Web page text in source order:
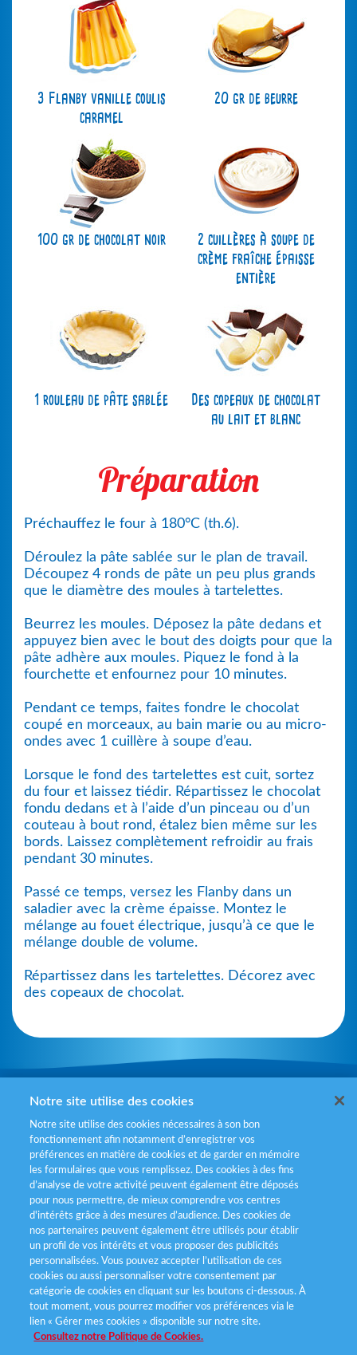
3 Flanby vanille coulis
caramel
20 gr de beurre
100 gr de chocolat noir
2 cuillères à soupe de
crème fraîche épaisse
entière
1 rouleau de pâte sablée
Des copeaux de chocolat
au lait et blanc
Préparation
Préchauffez le four à 180°C (th.6).
Déroulez la pâte sablée sur le plan de travail.
Découpez 4 ronds de pâte un peu plus grands
que le diamètre des moules à tartelettes.
Beurrez les moules. Déposez la pâte dedans et
appuyez bien avec le bout des doigts pour que la
pâte adhère aux moules. Piquez le fond à la
fourchette et enfournez pour 10 minutes.
Pendant ce temps, faites fondre le chocolat
coupé en morceaux, au bain marie ou au micro-
ondes avec 1 cuillère à soupe d’eau.
Lorsque le fond des tartelettes est cuit, sortez
du four et laissez tiédir. Répartissez le chocolat
fondu dedans et à l’aide d’un pinceau ou d’un
couteau à bout rond, étalez bien même sur les
bords. Laissez complètement refroidir au frais
pendant 30 minutes.
Passé ce temps, versez les Flanby dans un
saladier avec la crème épaisse. Montez le
mélange au fouet électrique, jusqu’à ce que le
mélange double de volume.
Répartissez dans les tartelettes. Décorez avec
des copeaux de chocolat.
Mentions légales
Politiques de gestion des cookies
Politique données personnelles
Services consommateurs
Déclaration d’accessibilité
Notre site utilise des cookies
Notre site utilise des cookies nécessaires à son bon
fonctionnement afin notamment d’enregistrer vos
préférences en matière de cookies et de garder en mémoire
les formulaires que vous remplissez. Des cookies à des fins
d’analyse de votre activité peuvent également être déposés
pour nous permettre, de mieux comprendre vos centres
d'intérêts grâce à des mesures d’audience. Des cookies de
nos partenaires peuvent également être utilisés pour établir
un profil de vos intérêts et vous proposer des publicités
personnalisées. Vous pouvez accepter l’utilisation de ces
cookies ou aussi personnaliser votre consentement par
catégorie de cookies en cliquant sur les boutons ci-dessous. À
tout moment, vous pourrez modifier vos préférences via le
lien « Gérer mes cookies » disponible sur notre site.
Consultez notre Politique de Cookies.